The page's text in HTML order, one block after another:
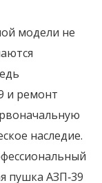
модели не
и ремонт
наследие.
пушка АЗП‑39